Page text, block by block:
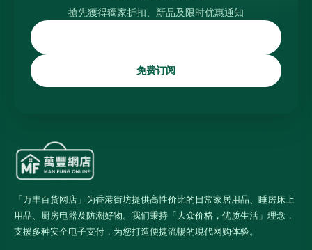
搶先獲得獨家折扣、新品及限时优惠通知
免费订阅
「万丰百货网店」为香港街坊提供高性价比的日常家居用品、睡房床上
用品、厨房电器及防潮好物。我们秉持「大众价格，优质生活」理念，
支援多种安全电子支付，为您打造便捷流暢的現代网购体验。